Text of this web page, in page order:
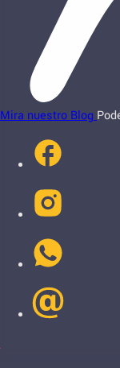
Mira nuestro Blog